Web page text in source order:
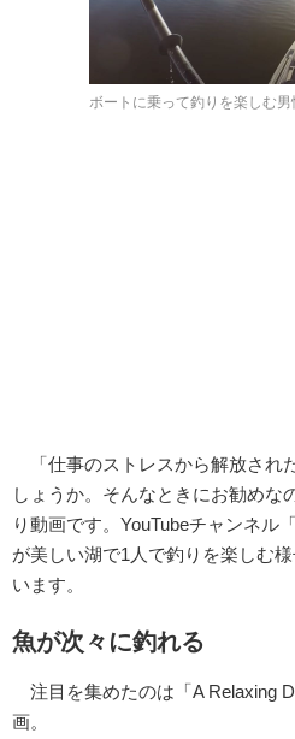
ボートに乗って釣りを楽しむ男
「仕事のストレスから解放され
しょうか。そんなときにお勧めな
り動画です。YouTubeチャンネル
が美しい湖で1人で釣りを楽しむ
います。
魚が次々に釣れる
注目を集めたのは「A Relaxing
画。